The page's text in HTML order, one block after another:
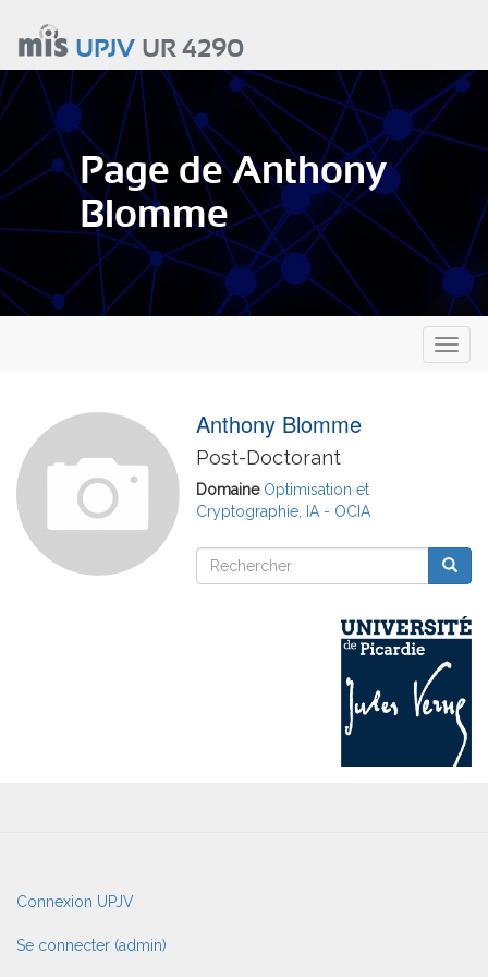
contenu
principal
UPJVUR 4290
Page de Anthony
Blomme
Anthony Blomme
Post-Doctorant
Domaine Optimisation et
Cryptographie, IA - OCIA
Rechercher
Rechercher
User
account
menu
Connexion UPJV
Se connecter (admin)